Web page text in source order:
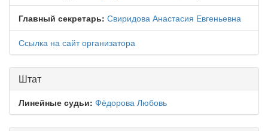
Главный секретарь: Свиридова Анастасия Евгеньевна
Ссылка на сайт организатора
Штат
Линейные судьи: Фёдорова Любовь